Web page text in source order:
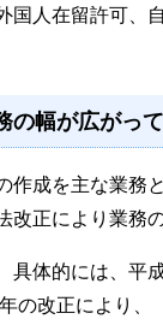
国人在留許可、
の幅が広がっ
成を主な業務
改正により業務
体的には、平
の改正により、